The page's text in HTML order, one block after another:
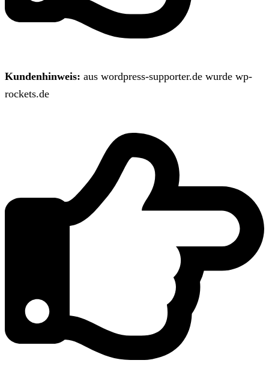
Kundenhinweis: aus wordpress-supporter.de wurde wp-
rockets.de